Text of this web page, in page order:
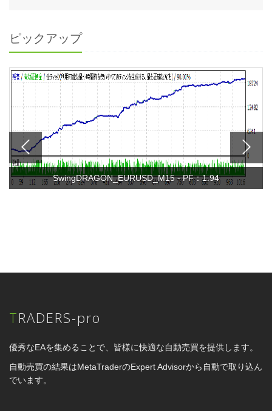
ピックアップ
SwingDRAGON_EURUSD_M15 - PF：1.94
TRADERS-pro
優秀なEAを集めることで、皆様に快適な自動売買を提供します。
自動売買の結果はMetaTraderのExpert Advisorから自動で取り込ん
でいます。